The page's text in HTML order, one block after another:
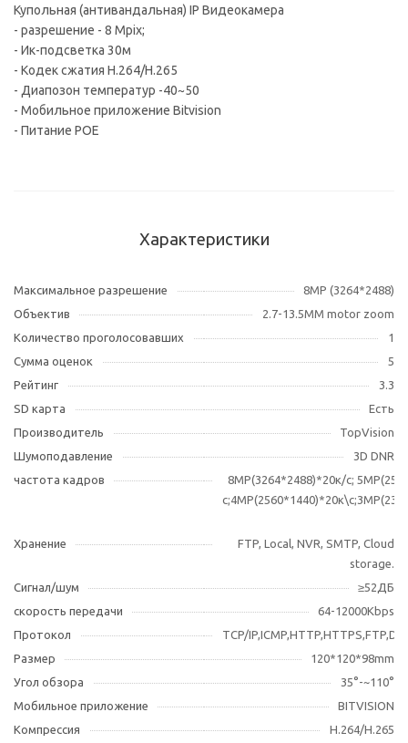
Купольная (антивандальная) IP Видеокамера
- разрешение - 8 Mpix;
- Ик-подсветка 30м
- Кодек сжатия H.264/H.265
- Диапозон температур -40~50
- Мобильное приложение Bitvision
- Питание POE
Характеристики
Максимальное разрешение
8MP (3264*2488)
Объектив
2.7-13.5MM motor zoom
Количество проголосовавших
1
Сумма оценок
5
Рейтинг
3.3
SD карта
Есть
Производитель
TopVision
Шумоподавление
3D DNR
частота кадров
8МР(3264*2488)*20к/c;
Хранение
FTP, Local, NVR, SMTP, Cloud
storage.
Сигнал/шум
≥52ДБ
скорость передачи
64-12000Kbps
Протокол
TCP/
Размер
120*120*98mm
Угол обзора
35°-~110°
Мобильное приложение
BITVISION
Компрессия
H.264/H.265